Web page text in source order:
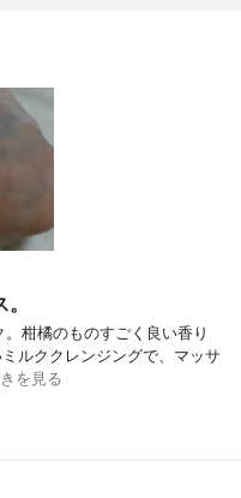
柑橘のものすごく良い香り
ルククレンジングで、マッサ
を見る